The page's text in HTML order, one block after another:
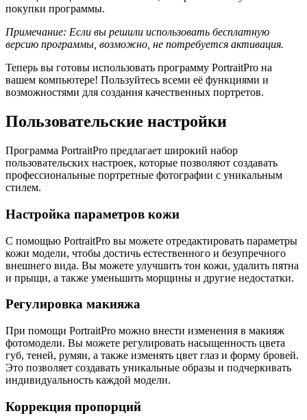
покупки программы.
Примечание: Если вы решили использовать бесплатную
версию программы, возможно, не потребуется активация.
Теперь вы готовы использовать программу PortraitPro на
вашем компьютере! Пользуйтесь всеми её функциями и
возможностями для создания качественных портретов.
Пользовательские настройки
Программа PortraitPro предлагает широкий набор
пользовательских настроек, которые позволяют создавать
профессиональные портретные фотографии с уникальным
стилем.
Настройка параметров кожи
С помощью PortraitPro вы можете отредактировать параметры
кожи модели, чтобы достичь естественного и безупречного
внешнего вида. Вы можете улучшить тон кожи, удалить пятна
и прыщи, а также уменьшить морщины и другие недостатки.
Регулировка макияжа
При помощи PortraitPro можно внести изменения в макияж
фотомодели. Вы можете регулировать насыщенность цвета
губ, теней, румян, а также изменять цвет глаз и форму бровей.
Это позволяет создавать уникальные образы и подчеркивать
индивидуальность каждой модели.
Коррекция пропорций